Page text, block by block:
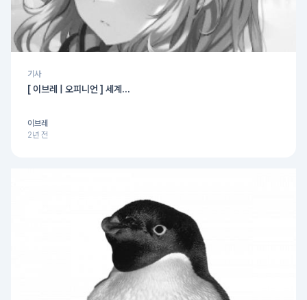
기사
[ 이브레 | 오피니언 ] 세계...
이브레
2년 전